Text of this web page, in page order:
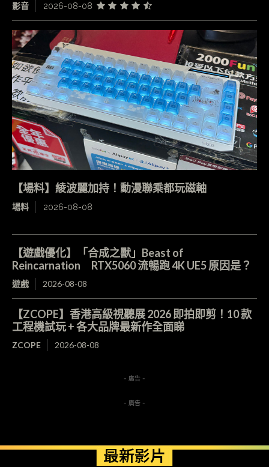
影音 2026-08-08
【場料】綾波麗加持！動漫聯乘都玩磁軸
場料 2026-08-08
【遊戲優化】「合成之獸」Beast of
Reincarnation RTX5060 流暢跑 4K UE5 原因是？
遊戲 2026-08-08
【ZCOPE】香港高級視聽展 2026 即拍即剪！10 款
工程機試玩 + 各大品牌最新作全面睇
ZCOPE 2026-08-08
- 廣告 -
- 廣告 -
最新影片